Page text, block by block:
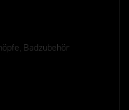
Badzubehör